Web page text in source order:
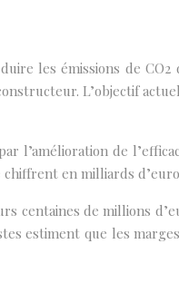
les émissions de
L’objectif
l’amélioration de
en milliards
centaines de millions
estiment que les